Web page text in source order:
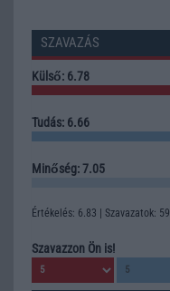
SZAVAZÁS
Külső: 6.78
Tudás: 6.66
Minőség: 7.05
Értékelés: 6.83 | Szavazatok: 59
Szavazzon Ön is!